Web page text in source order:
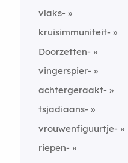
vlaks-
kruisimmuniteit-
Doorzetten-
vingerspier-
achtergeraakt-
tsjadiaans-
vrouwenfiguurtje-
riepen-